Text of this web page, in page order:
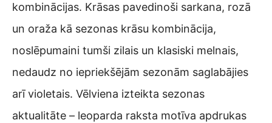
kombinācijas. Krāsas pavedinoši sarkana, rozā
un oraža kā sezonas krāsu kombinācija,
noslēpumaini tumši zilais un klasiski melnais,
nedaudz no iepriekšējām sezonām saglabājies
arī violetais. Vēlviena izteikta sezonas
aktualitāte – leoparda raksta motīva apdrukas